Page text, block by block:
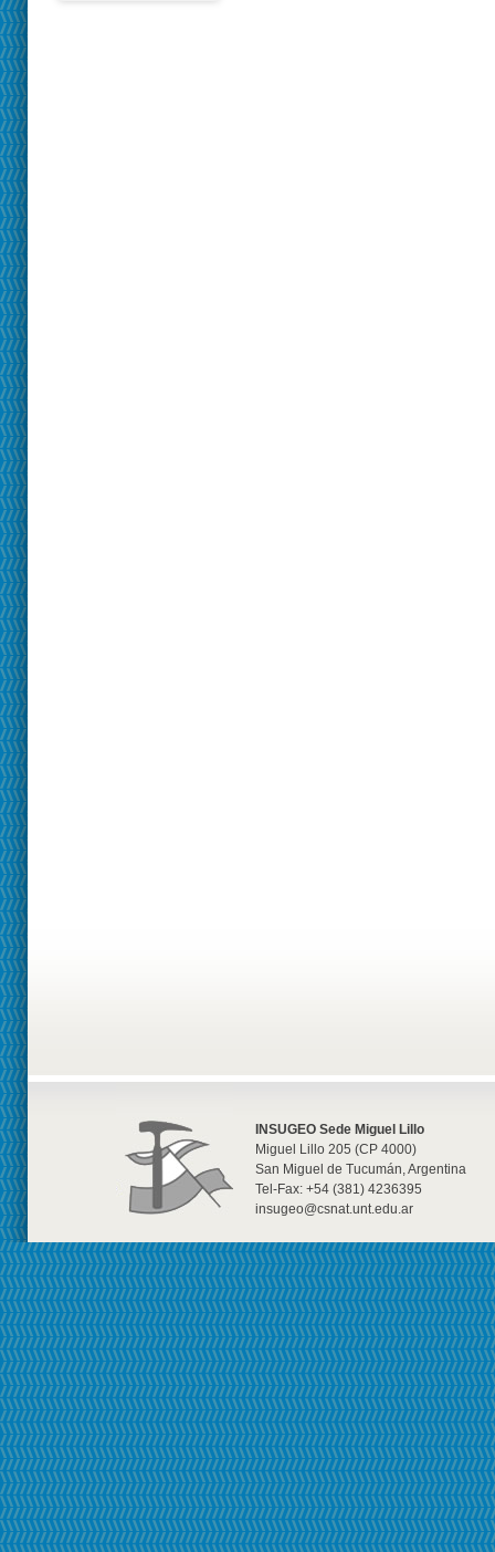
INSUGEO Sede Miguel Lillo
Miguel Lillo 205 (CP 4000)
San Miguel de Tucumán, Argentina
Tel-Fax: +54 (381) 4236395
insugeo@csnat.unt.edu.ar